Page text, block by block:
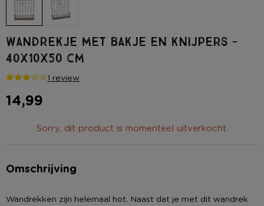
Wandrekje met bakje en knijpers -
40x10x50 cm
1 review
14,99
Sorry, dit product is momenteel uitverkocht.
Omschrijving
Wandrekken zijn helemaal hot. Naast dat je met dit wandrek